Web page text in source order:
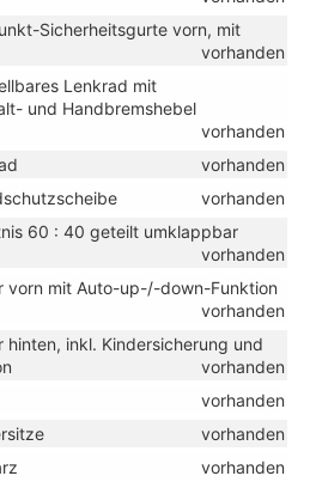
Sicherheitsgurte vorn, mit
vorhanden
Lenkrad mit
und Handbremshebel
vorhanden
vorhanden
vorhanden
60 : 40 geteilt umklappbar
vorhanden
vorn mit Auto-up-/-down-Funktion
vorhanden
hinten, inkl. Kindersicherung und
vorhanden
vorhanden
vorhanden
vorhanden